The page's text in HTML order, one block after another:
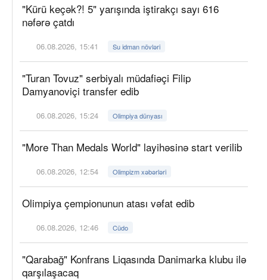
"Kürü keçək?! 5" yarışında iştirakçı sayı 616
nəfərə çatdı
06.08.2026, 15:41 Su idman növləri
"Turan Tovuz" serbiyalı müdafiəçi Filip
Damyanoviçi transfer edib
06.08.2026, 15:24 Olimpiya dünyası
"More Than Medals World" layihəsinə start verilib
06.08.2026, 12:54 Olimpizm xəbərləri
Olimpiya çempionunun atası vəfat edib
06.08.2026, 12:46 Cüdo
"Qarabağ" Konfrans Liqasında Danimarka klubu ilə
qarşılaşacaq